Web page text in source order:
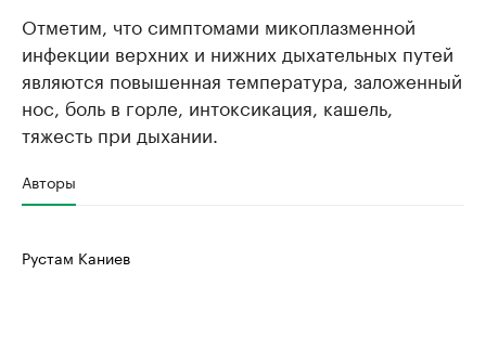
Отметим, что симптомами микоплазменной
инфекции верхних и нижних дыхательных путей
являются повышенная температура, заложенный
нос, боль в горле, интоксикация, кашель,
тяжесть при дыхании.
Авторы
Рустам Каниев